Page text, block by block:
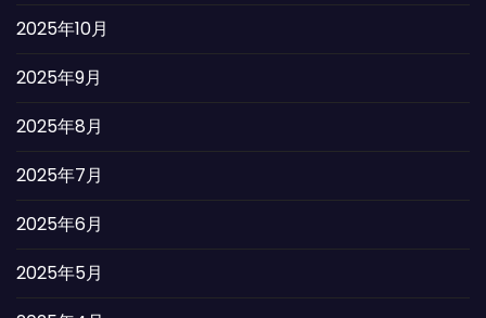
2025年10月
2025年9月
2025年8月
2025年7月
2025年6月
2025年5月